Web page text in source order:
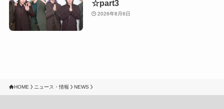
☆part3
2026年8月6日
HOME ニュース・情報 NEWS